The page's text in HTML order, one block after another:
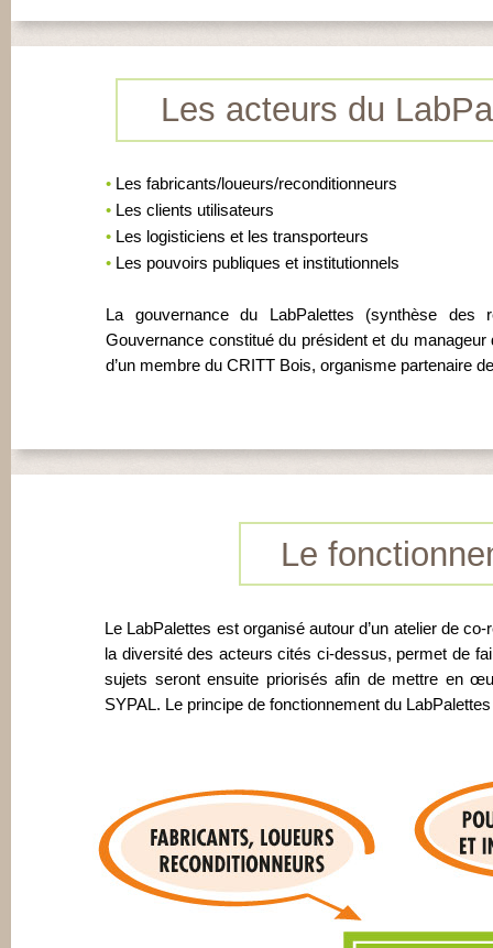
Les acteurs du
• Les fabricants/loueurs/reconditionneurs
• Les clients utilisateurs
• Les logisticiens et les transporteurs
• Les pouvoirs publiques et institutionnels
La gouvernance du LabPalettes (synthèse
Gouvernance constitué du président et du
d’un membre du CRITT Bois, organisme partenaire
Le
Le LabPalettes est organisé autour d’un atelier de
la diversité des acteurs cités ci-dessus, permet de
sujets seront ensuite priorisés afin de mettre en
SYPAL. Le principe de fonctionnement du